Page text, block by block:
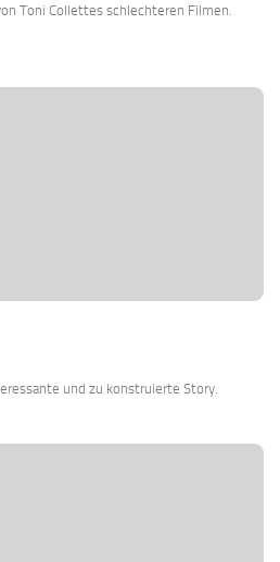
Toni Collettes schlechteren Filmen.
und zu konstruierte Story.